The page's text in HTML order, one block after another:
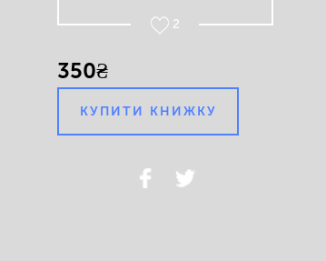
2
350₴
КУПИТИ КНИЖКУ